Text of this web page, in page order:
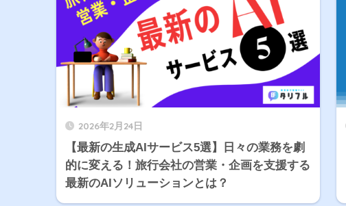
2026年2月24日
【最新の生成AIサービス5選】日々の業務を劇
的に変える！旅行会社の営業・企画を支援する
最新のAIソリューションとは？